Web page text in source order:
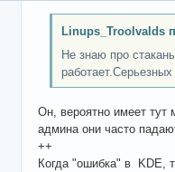
Linups_Troolvalds
Не знаю про
работает.Серьезных
Он, вероятно имеет тут
админа они часто
++
Когда "ошибка" в KDE,